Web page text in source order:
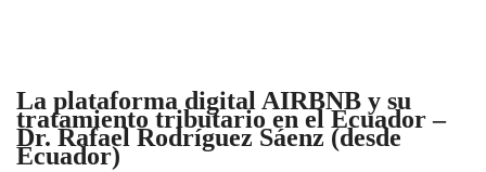
La plataforma digital AIRBNB y su
tratamiento tributario en el Ecuador –
Dr. Rafael Rodríguez Sáenz (desde
Ecuador)